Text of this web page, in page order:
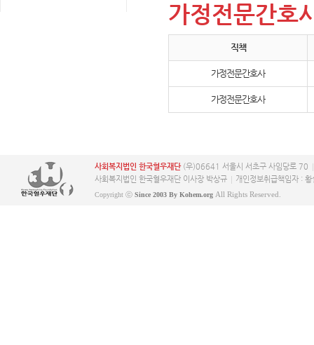
가정전문간호
직책
가정전문간호사
가정전문간호사
사회복지법인 한국혈우재단(우)06641 서울시 서초구 사임당로 70
사회복지법인 한국혈우재단 이사장 박상규
개인정보취급책임자 : 황
Copyright ⓒ Since 2003 By Kohem.org All Rights Reserved.